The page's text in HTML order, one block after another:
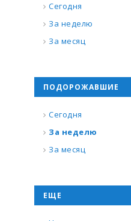
Сегодня
За неделю
За месяц
ПОДОРОЖАВШИЕ
Сегодня
За неделю
За месяц
ЕЩЕ